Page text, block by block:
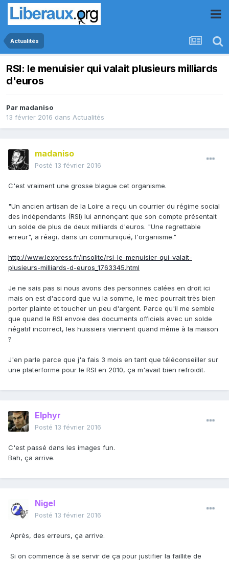
Actualités
RSI: le menuisier qui valait plusieurs milliards
d'euros
Par madaniso
13 février 2016 dans Actualités
madaniso
Posté 13 février 2016
C'est vraiment une grosse blague cet organisme.
"Un ancien artisan de la Loire a reçu un courrier du régime social
des indépendants (RSI) lui annonçant que son compte présentait
un solde de plus de deux milliards d'euros. "Une regrettable
erreur", a réagi, dans un communiqué, l'organisme."
http://www.lexpress.fr/insolite/rsi-le-menuisier-qui-valait-
plusieurs-milliards-d-euros_1763345.html
Je ne sais pas si nous avons des personnes calées en droit ici
mais on est d'accord que vu la somme, le mec pourrait très bien
porter plainte et toucher un peu d'argent. Parce qu'il me semble
que quand le RSI envoie des documents officiels avec un solde
négatif incorrect, les huissiers viennent quand même à la maison
?
J'en parle parce que j'a fais 3 mois en tant que téléconseiller sur
une platerforme pour le RSI en 2010, ça m'avait bien refroidit.
Elphyr
Posté 13 février 2016
C'est passé dans les images fun.
Bah, ça arrive.
Nigel
Posté 13 février 2016
Après, des erreurs, ça arrive.
Si on commence à se servir de ça pour justifier la faillite de